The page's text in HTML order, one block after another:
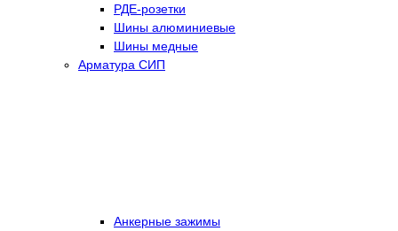
РДЕ-розетки
Шины алюминиевые
Шины медные
Арматура СИП
Анкерные зажимы